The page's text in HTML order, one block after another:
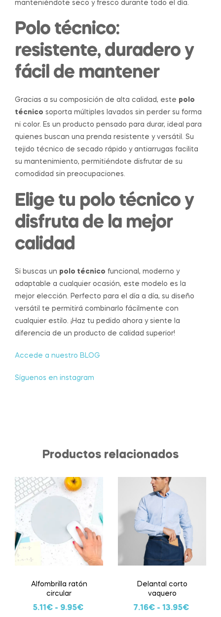
manteniéndote seco y fresco durante todo el día.
Polo técnico:
resistente, duradero y
fácil de mantener
Gracias a su composición de alta calidad, este polo
técnico soporta múltiples lavados sin perder su forma
ni color. Es un producto pensado para durar, ideal para
quienes buscan una prenda resistente y versátil. Su
tejido técnico de secado rápido y antiarrugas facilita
su mantenimiento, permitiéndote disfrutar de su
comodidad sin preocupaciones.
Elige tu polo técnico y
disfruta de la mejor
calidad
Si buscas un polo técnico funcional, moderno y
adaptable a cualquier ocasión, este modelo es la
mejor elección. Perfecto para el día a día, su diseño
versátil te permitirá combinarlo fácilmente con
cualquier estilo. ¡Haz tu pedido ahora y siente la
diferencia de un producto de calidad superior!
Accede a nuestro BLOG
Síguenos en instagram
Productos relacionados
Alfombrilla ratón
circular
5.11€- 9.95€
Delantal corto
vaquero
7.16€- 13.95€